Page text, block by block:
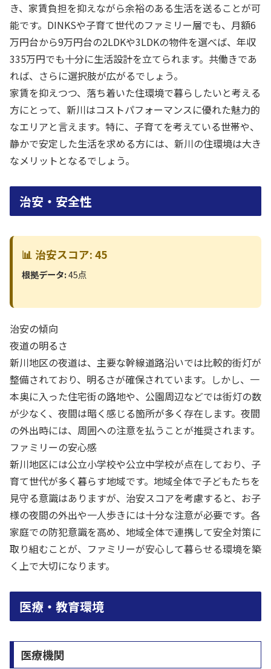
き、家賃負担を抑えながら余裕のある生活を送ることが可
能です。DINKSや子育て世代のファミリー層でも、月額6
万円台から9万円台の2LDKや3LDKの物件を選べば、年収
335万円でも十分に生活設計を立てられます。共働きであ
れば、さらに選択肢が広がるでしょう。
家賃を抑えつつ、落ち着いた住環境で暮らしたいと考える
方にとって、新川はコストパフォーマンスに優れた魅力的
なエリアと言えます。特に、子育てを考えている世帯や、
静かで安定した生活を求める方には、新川の住環境は大き
なメリットとなるでしょう。
治安・安全性
📊 治安スコア: 45
根拠データ:45点
治安の傾向
夜道の明るさ
新川地区の夜道は、主要な幹線道路沿いでは比較的街灯が
整備されており、明るさが確保されています。しかし、一
本奥に入った住宅街の路地や、公園周辺などでは街灯の数
が少なく、夜間は暗く感じる箇所が多く存在します。夜間
の外出時には、周囲への注意を払うことが推奨されます。
ファミリーの安心感
新川地区には公立小学校や公立中学校が点在しており、子
育て世代が多く暮らす地域です。地域全体で子どもたちを
見守る意識はありますが、治安スコアを考慮すると、お子
様の夜間の外出や一人歩きには十分な注意が必要です。各
家庭での防犯意識を高め、地域全体で連携して安全対策に
取り組むことが、ファミリーが安心して暮らせる環境を築
く上で大切になります。
医療・教育環境
医療機関